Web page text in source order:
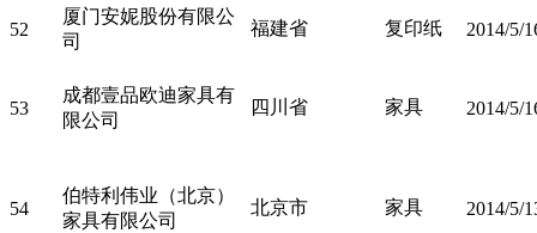
52
厦门安妮股份有限公
司
福建省 复印纸 2014/5/
53
成都壹品欧迪家具有
限公司
四川省 家具 2014/5/
54
伯特利伟业（北京）
家具有限公司
北京市 家具 2014/5/